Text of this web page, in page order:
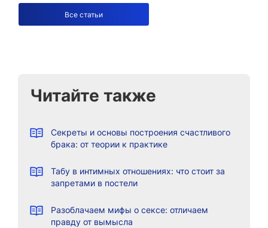
Все статьи
Читайте также
Секреты и основы построения счастливого
брака: от теории к практике
Табу в интимных отношениях: что стоит за
запретами в постели
Разоблачаем мифы о сексе: отличаем
правду от вымысла